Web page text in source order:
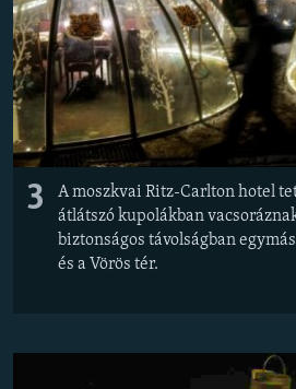
3
A moszkvai Ritz-Carlton hotel
átlátszó kupolákban
biztonságos távolságban
és a Vörös tér.